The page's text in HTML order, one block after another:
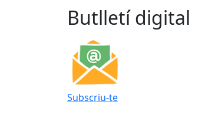
Butlletí digital
Subscriu-te